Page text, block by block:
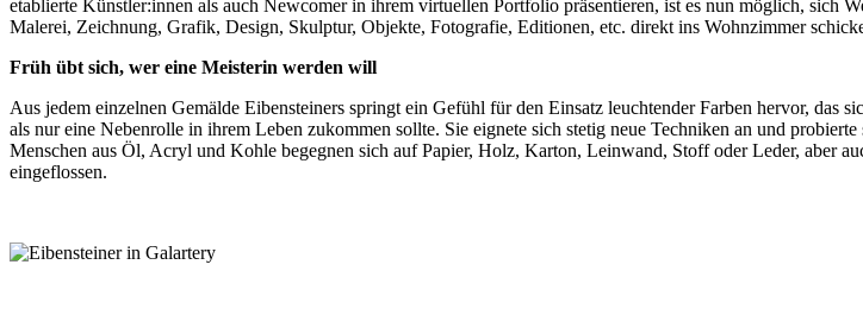
etablierte Künstler:innen als auch Newcomer in ihrem virtuellen Portfolio präsentieren, ist es nun möglich, sich
Malerei, Zeichnung, Grafik, Design, Skulptur, Objekte, Fotografie, Editionen, etc. direkt ins Wohnzimmer
Früh übt sich, wer eine Meisterin werden will
Aus jedem einzelnen Gemälde Eibensteiners springt ein Gefühl für den Einsatz leuchtender Farben hervor, das
als nur eine Nebenrolle in ihrem Leben zukommen sollte. Sie eignete sich stetig neue Techniken an und
Menschen aus Öl, Acryl und Kohle begegnen sich auf Papier, Holz, Karton, Leinwand, Stoff oder Leder, aber
eingeflossen.